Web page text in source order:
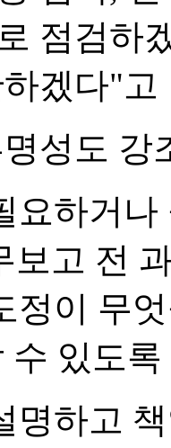
점검하
겠다"고
성도 강
요하거
보고 전
정이 무
수 있도
명하고